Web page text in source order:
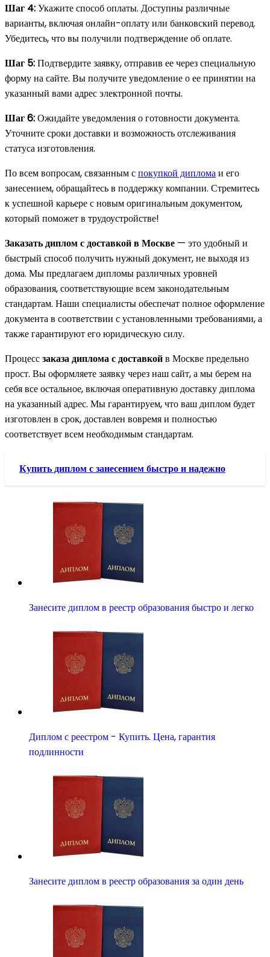
Шаг 4:Укажите способ оплаты. Доступны различные
варианты, включая онлайн-оплату или банковский перевод.
Убедитесь, что вы получили подтверждение об оплате.
Шаг 5:Подтвердите заявку, отправив ее через специальную
форму на сайте. Вы получите уведомление о ее принятии на
указанный вами адрес электронной почты.
Шаг 6:Ожидайте уведомления о готовности документа.
Уточните сроки доставки и возможность отслеживания
статуса изготовления.
По всем вопросам, связанным спокупкой дипломаи его
занесением, обращайтесь в поддержку компании. Стремитесь
к успешной карьере с новым оригинальным документом,
который поможет в трудоустройстве!
Заказать диплом с доставкой в Москве — это удобный и
быстрый способ получить нужный документ, не выходя из
дома. Мы предлагаем дипломы различных уровней
образования, соответствующие всем законодательным
стандартам. Наши специалисты обеспечат полное оформление
документа в соответствии с установленными требованиями, а
также гарантируют его юридическую силу.
Процессзаказа диплома с доставкойв Москве предельно
прост. Вы оформляете заявку через наш сайт, а мы берем на
себя все остальное, включая оперативную доставку диплома
на указанный адрес. Мы гарантируем, что ваш диплом будет
изготовлен в срок, доставлен вовремя и полностью
соответствует всем необходимым стандартам.
Купить диплом с занесением быстро и надежно
Занесите диплом в реестр образования быстро и легко
Диплом с реестром - Купить. Цена, гарантия
подлинности
Занесите диплом в реестр образования за один день